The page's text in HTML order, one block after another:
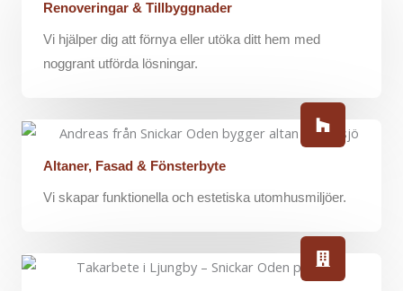
Renoveringar & Tillbyggnader
Vi hjälper dig att förnya eller utöka ditt hem med
noggrant utförda lösningar.
Altaner, Fasad & Fönsterbyte
Vi skapar funktionella och estetiska utomhusmiljöer.